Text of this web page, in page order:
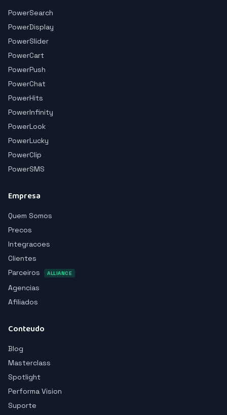
PowerSearch
PowerDisplay
PowerSlider
PowerCart
PowerPush
PowerChat
PowerHits
PowerInfinity
PowerLook
PowerLucky
PowerClip
PowerSMS
Empresa
Quem Somos
Precos
Integracoes
Clientes
Parceiros
ALLIANCE
Agencias
Afiliados
Conteudo
Blog
Masterclass
Spotlight
Performa Vision
Suporte